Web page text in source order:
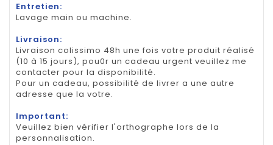
Entretien:
Lavage main ou machine.
Livraison:
Livraison colissimo 48h une fois votre produit réalisé
(10 à 15 jours), pou0r un cadeau urgent veuillez me
contacter pour la disponibilité.
Pour un cadeau, possibilité de livrer a une autre
adresse que la votre.
Important:
Veuillez bien vérifier l'orthographe lors de la
personnalisation.